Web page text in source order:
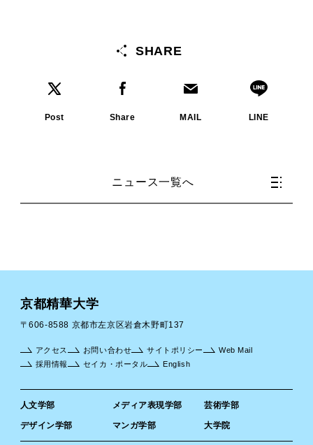
SHARE
Post Share MAIL LINE
ニュース一覧へ
京都精華大学
〒606-8588 京都市左京区岩倉木野町137
人文学部 メディア表現学部 芸術学部
デザイン学部 マンガ学部 大学院
アクセス お問い合わせ サイトポリシー
Web Mail
採用情報
セイカ・ポータル English